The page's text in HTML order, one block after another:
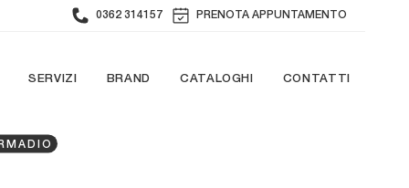
0362 314157 PRENOTA APPUNTAMENTO
SERVIZI BRAND CATALOGHI CONTATTI